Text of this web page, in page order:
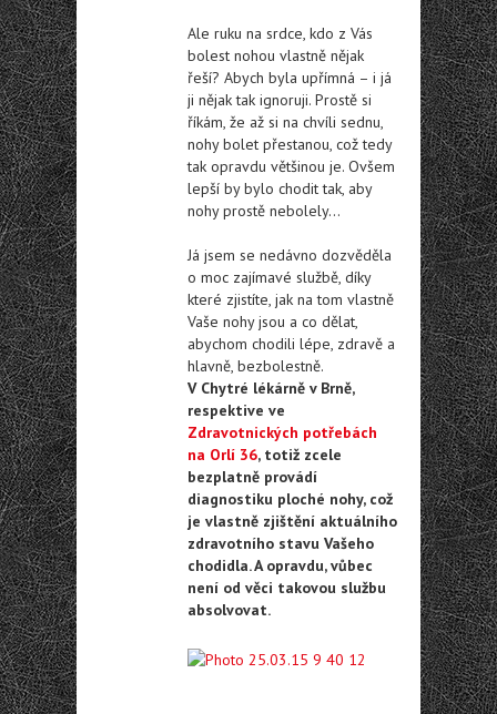
Ale ruku na srdce, kdo z Vás
bolest nohou vlastně nějak
řeší? Abych byla upřímná – i já
ji nějak tak ignoruji. Prostě si
říkám, že až si na chvíli sednu,
nohy bolet přestanou, což tedy
tak opravdu většinou je. Ovšem
lepší by bylo chodit tak, aby
nohy prostě nebolely…
Já jsem se nedávno dozvěděla
o moc zajímavé službě, díky
které zjistíte, jak na tom vlastně
Vaše nohy jsou a co dělat,
abychom chodili lépe, zdravě a
hlavně, bezbolestně.
V Chytré lékárně v Brně,
respektive ve
Zdravotnických potřebách
na Orlí 36, totiž zcele
bezplatně provádí
diagnostiku ploché nohy, což
je vlastně zjištění aktuálního
zdravotního stavu Vašeho
chodidla. A opravdu, vůbec
není od věci takovou službu
absolvovat.